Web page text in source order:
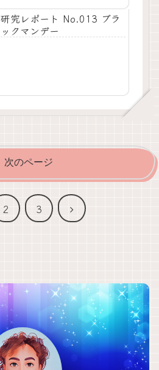
研究レポート No.013 ブラ
ックマンデー
次のページ
2 3
次